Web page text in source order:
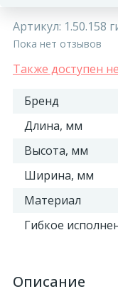
Артикул: 1.50.158
Пока нет отзывов
Также доступен
Бренд
Длина, мм
Высота, мм
Ширина, мм
Материал
Гибкое
Описание